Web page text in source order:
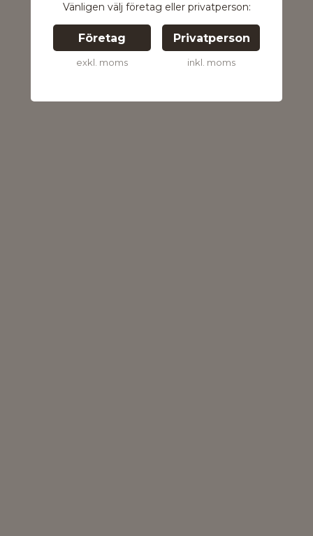
Vänligen välj företag eller privatperson:
Företag
exkl. moms
Privatperson
inkl. moms